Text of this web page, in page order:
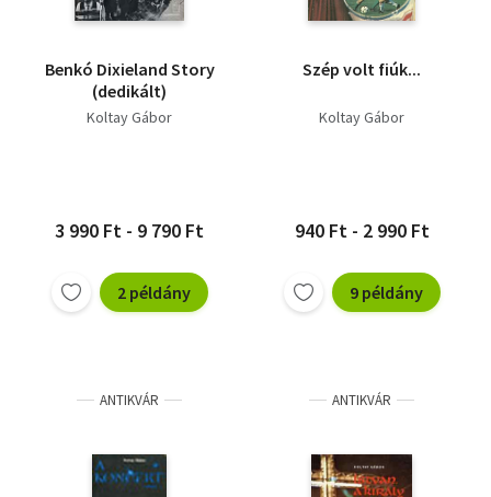
Benkó Dixieland Story
(dedikált)
Koltay Gábor
3 990 Ft - 9 790 Ft
2 példány
Szép volt fiúk...
Koltay Gábor
940 Ft - 2 990 Ft
9 példány
ANTIKVÁR ANTIKVÁR